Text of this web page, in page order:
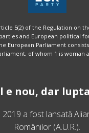
5(2) of the Regulation on
and European political
European Parliament
of whom 1 is woman
e nou, dar
2019 a fost lansată
Românilor (A.U.R.).